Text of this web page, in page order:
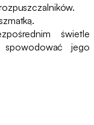
świetle
jego